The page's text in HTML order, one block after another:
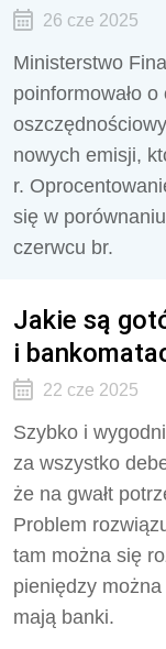
26 cze 2025
Ministerstwo
poinformowało
nowych emisji,
r.
się w
czerwcu br.
Jakie są
i
22 cze 2025
Szybko i
za wszystko
że na gwałt
Problem
tam można się
pieniędzy
mają banki.